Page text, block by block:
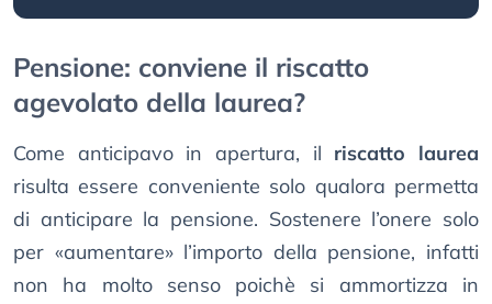
Pensione: conviene il riscatto
agevolato della laurea?
Come anticipavo in apertura, il riscatto laurea
risulta essere conveniente solo qualora permetta
di anticipare la pensione. Sostenere l’onere solo
per «aumentare» l’importo della pensione, infatti
non ha molto senso poichè si ammortizza in